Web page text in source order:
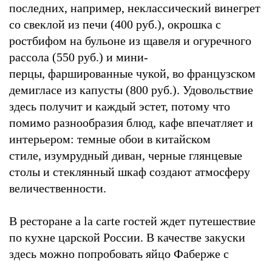
последних, например, неклассический винегрет
со свеклой из печи (400 руб.), окрошка с
ростбифом на бульоне из щавеля и огуречного
рассола (550 руб.) и мини-
перцы, фаршированные чукой, во французском
демигласе из капусты (800 руб.). Удовольствие
здесь получит и каждый эстет, потому что
помимо разнообразия блюд, кафе впечатляет и
интерьером: темные обои в китайском
стиле, изумрудный диван, черные глянцевые
столы и стеклянный шкаф создают атмосферу
величественности.
В ресторане a la carte гостей ждет путешествие
по кухне царской России. В качестве закуски
здесь можно попробовать яйцо Фаберже с